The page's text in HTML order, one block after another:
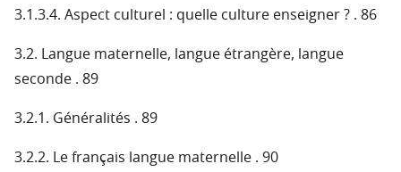
3.1.3.4. Aspect culturel : quelle culture enseigner ? . 86
3.2. Langue maternelle, langue étrangère, langue
seconde . 89
3.2.1. Généralités . 89
3.2.2. Le français langue maternelle . 90